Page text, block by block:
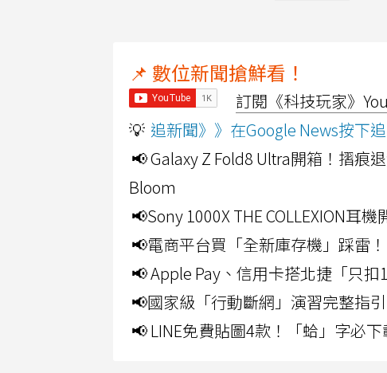
📌 數位新聞搶鮮看！
訂閱《科技玩家》
💡 追新聞》》在Google News按下
📢 Galaxy Z Fold8 Ultra開箱！摺痕
Bloom
📢Sony 1000X THE COLLEXION耳
📢電商平台買「全新庫存機」踩雷
📢 Apple Pay、信用卡搭北捷「只
📢國家級「行動斷網」演習完整指
📢 LINE免費貼圖4款！「蛤」字必